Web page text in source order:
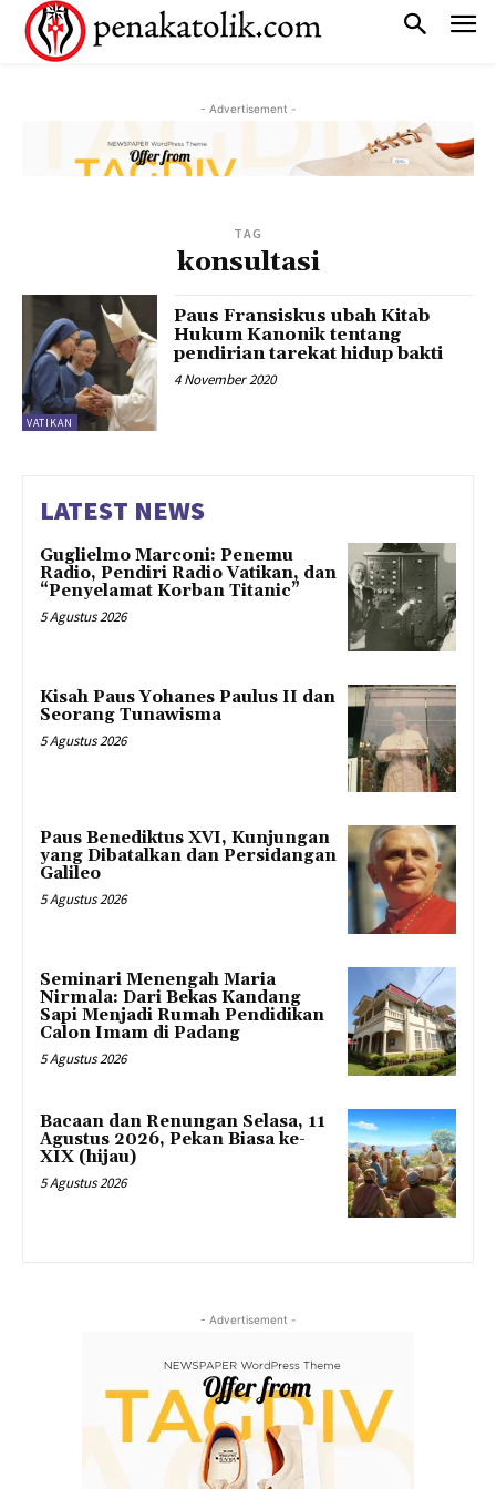
- Advertisement -
TAG
konsultasi
VATIKAN
Paus Fransiskus ubah Kitab
Hukum Kanonik tentang
pendirian tarekat hidup bakti
4 November 2020
LATEST NEWS
Guglielmo Marconi: Penemu
Radio, Pendiri Radio Vatikan, dan
“Penyelamat Korban Titanic”
5 Agustus 2026
Kisah Paus Yohanes Paulus II dan
Seorang Tunawisma
5 Agustus 2026
Paus Benediktus XVI, Kunjungan
yang Dibatalkan dan Persidangan
Galileo
5 Agustus 2026
Seminari Menengah Maria
Nirmala: Dari Bekas Kandang
Sapi Menjadi Rumah Pendidikan
Calon Imam di Padang
5 Agustus 2026
Bacaan dan Renungan Selasa, 11
Agustus 2026, Pekan Biasa ke-
XIX (hijau)
5 Agustus 2026
- Advertisement -